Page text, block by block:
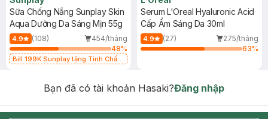
Sữa Chống Nắng Sunplay Skin
Aqua Dưỡng Da Sáng Mịn 55g
4.9 (108)
454/tháng
48%
Bill 199K Sunplay tặng Tinh Chất
Serum L'Oreal Hyaluronic Acid
Cấp Ẩm Sáng Da 30ml
4.9 (27)
275/tháng
63%
Bạn đã có tài khoản Hasaki?Đăng nhập